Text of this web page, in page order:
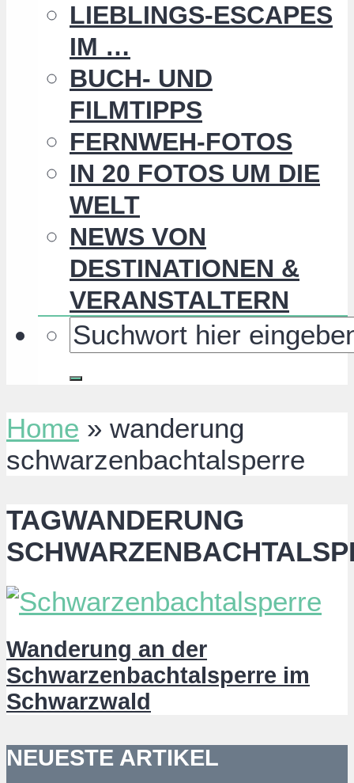
LIEBLINGS-ESCAPES
IM …
BUCH- UND
FILMTIPPS
FERNWEH-FOTOS
IN 20 FOTOS UM DIE
WELT
NEWS VON
DESTINATIONEN &
VERANSTALTERN
Home » wanderung
schwarzenbachtalsperre
TAGWANDERUNG
Wanderung an der
Schwarzenbachtalsperre im
Schwarzwald
NEUESTE ARTIKEL